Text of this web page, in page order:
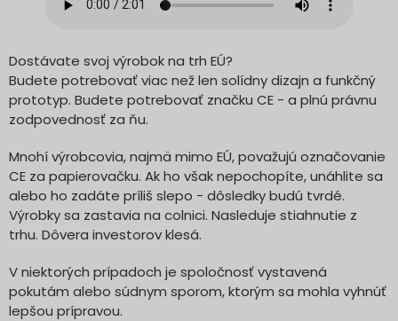
Dostávate svoj výrobok na trh EÚ?
Budete potrebovať viac než len solídny dizajn a funkčný
prototyp. Budete potrebovať značku CE - a plnú právnu
zodpovednosť za ňu.
Mnohí výrobcovia, najmä mimo EÚ, považujú označovanie
CE za papierovačku. Ak ho však nepochopíte, unáhlite sa
alebo ho zadáte príliš slepo - dôsledky budú tvrdé.
Výrobky sa zastavia na colnici. Nasleduje stiahnutie z
trhu. Dôvera investorov klesá.
V niektorých prípadoch je spoločnosť vystavená
pokutám alebo súdnym sporom, ktorým sa mohla vyhnúť
lepšou prípravou.